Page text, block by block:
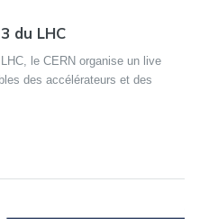
du LHC
le CERN organise un live
des accélérateurs et des